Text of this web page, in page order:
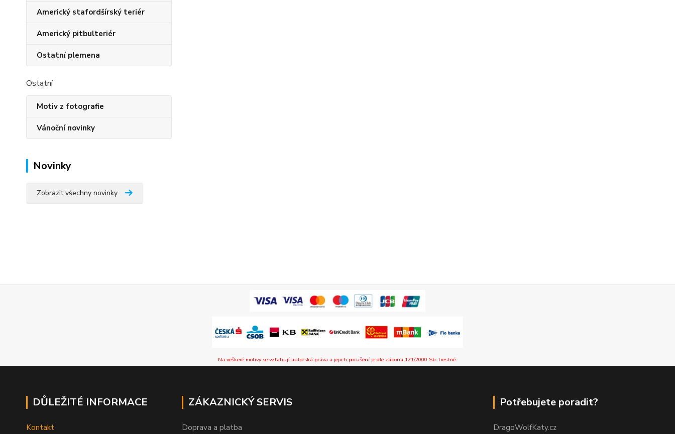
Americký stafordšírský teriér
Americký pitbulteriér
Ostatní plemena
Ostatní
Motiv z fotografie
Vánoční novinky
Novinky
Zobrazit všechny novinky
Na veškeré motivy se vztahují autorská práva a jejich porušení je dle zákona 121/2000 Sb. trestné.
DŮLEŽITÉ INFORMACE
Kontakt
ZÁKAZNICKÝ SERVIS
Doprava a platba
Potřebujete poradit?
DragoWolfKaty.cz